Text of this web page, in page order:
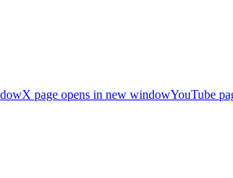
X page opens in new windowYouTube